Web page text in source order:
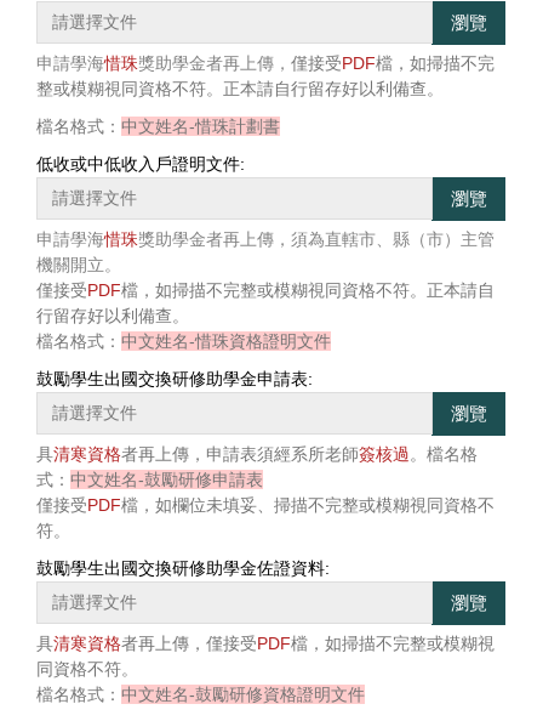
瀏覽
申請學海惜珠獎助學金者再上傳， 僅接受PDF檔，如掃描不完
整或模糊視同資格不符。正本請自行留存好以利備查。
檔名格式： 中文姓名-惜珠計劃書
低收或中低收入戶證明文件:
瀏覽
申請學海惜珠獎助學金者再上傳，須為直轄市、縣（市）主管
機關開立。
僅接受PDF檔，如掃描不完整或模糊視同資格不符。正本請自
行留存好以利備查。
檔名格式： 中文姓名-惜珠資格證明文件
鼓勵學生出國交換研修助學金申請表:
瀏覽
具清寒資格者再上傳，申請表須經系所老師簽核過。檔名格
式： 中文姓名-鼓勵研修申請表
僅接受PDF檔，如欄位未填妥、掃描不完整或模糊視同資格不
符。
鼓勵學生出國交換研修助學金佐證資料:
瀏覽
具清寒資格者再上傳，僅接受PDF檔，如掃描不完整或模糊視
同資格不符。
檔名格式： 中文姓名-鼓勵研修資格證明文件